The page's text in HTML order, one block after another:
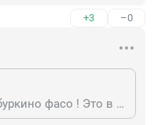
+3 –0
Да, лучше как вы играть с буркино фасо ! Это в 100 раз круче